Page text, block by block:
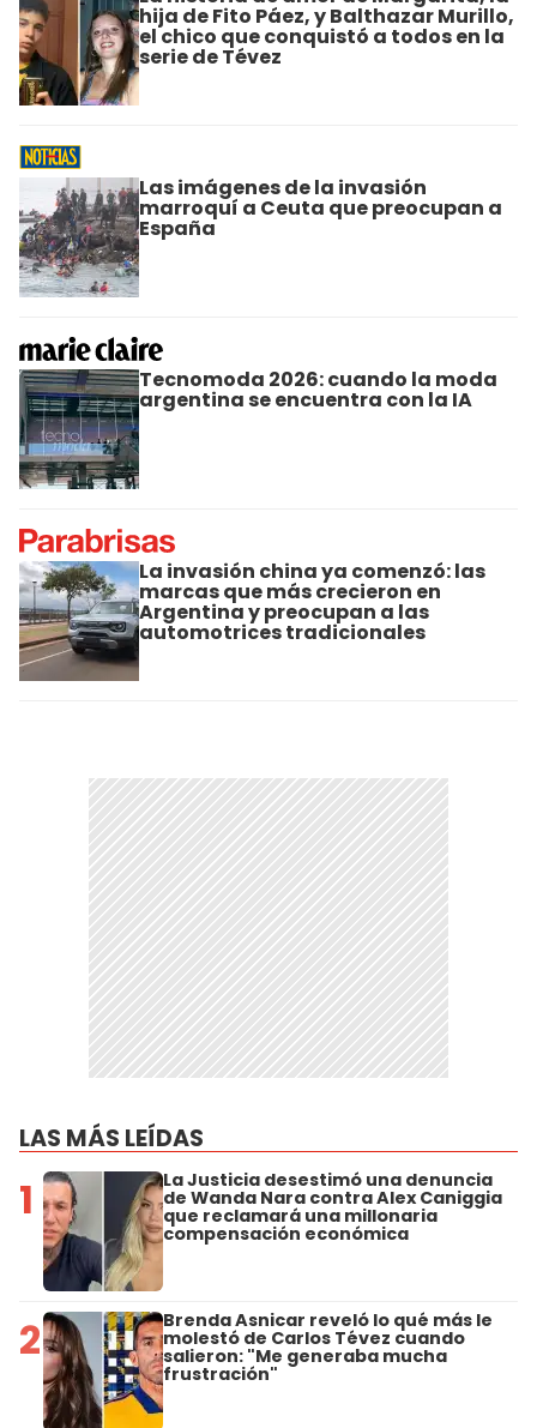
hija de Fito Páez, y Balthazar Murillo,
el chico que conquistó a todos en la
serie de Tévez
Las imágenes de la invasión
marroquí a Ceuta que preocupan a
España
Tecnomoda 2026: cuando la moda
argentina se encuentra con la IA
La invasión china ya comenzó: las
marcas que más crecieron en
Argentina y preocupan a las
automotrices tradicionales
LAS MÁS LEÍDAS
1 La Justicia desestimó una denuncia
de Wanda Nara contra Alex Caniggia
que reclamará una millonaria
compensación económica
2 Brenda Asnicar reveló lo qué más le
molestó de Carlos Tévez cuando
salieron: "Me generaba mucha
frustración"